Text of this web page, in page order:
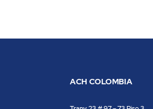
ACH COLOMBIA